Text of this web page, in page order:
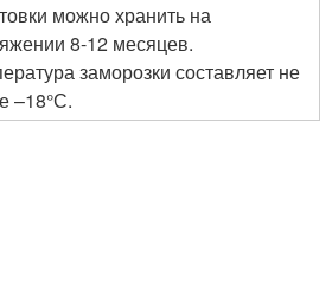
можно хранить на
8-12 месяцев.
заморозки составляет не
–18°С.